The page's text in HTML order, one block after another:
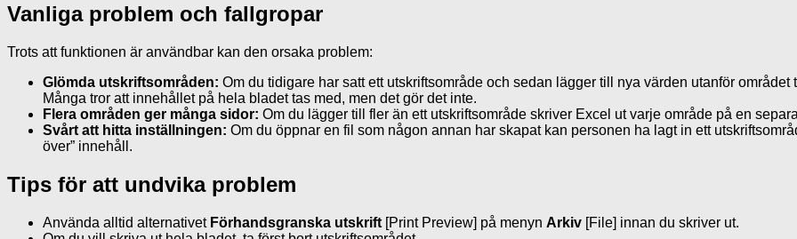
Vanliga problem och fallgropar
Trots att funktionen är användbar kan den orsaka problem:
Glömda utskriftsområden: Om du tidigare har satt ett utskriftsområde och sedan lägger till nya värden utanför
Många tror att innehållet på hela bladet tas med, men det gör det inte.
Flera områden ger många sidor: Om du lägger till fler än ett utskriftsområde skriver Excel ut varje område på en
Svårt att hitta inställningen: Om du öppnar en fil som någon annan har skapat kan personen ha lagt in ett
över” innehåll.
Tips för att undvika problem
Använda alltid alternativet Förhandsgranska utskrift [Print Preview] på menyn Arkiv [File] innan du skriver ut.